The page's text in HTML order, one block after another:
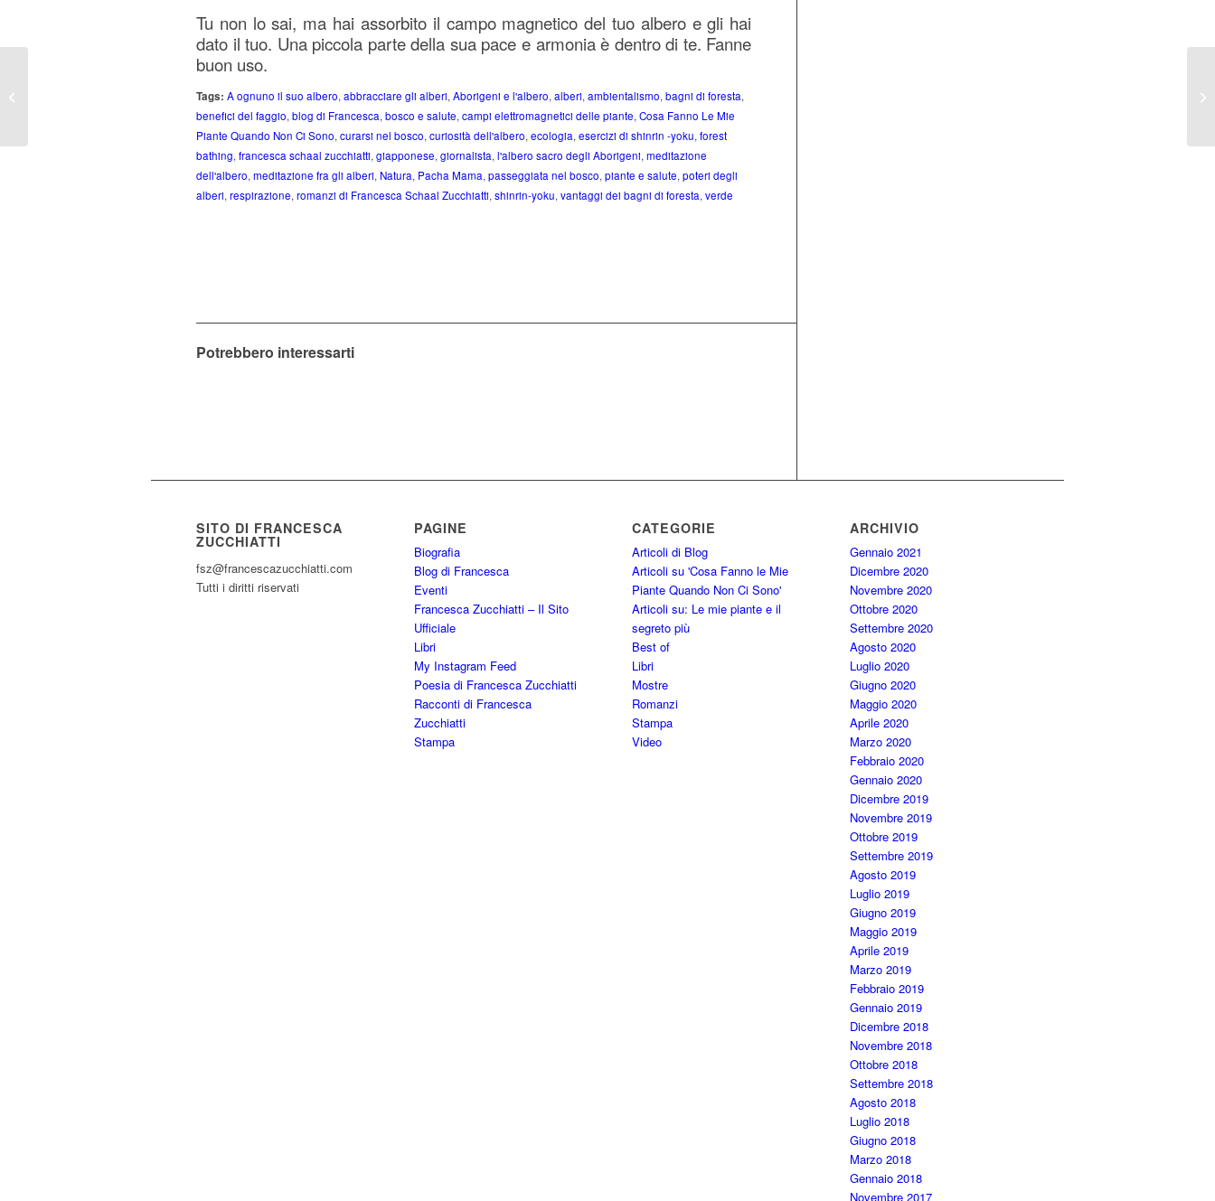
Tu non lo sai, ma hai assorbito il campo magnetico del tuo albero e gli hai
dato il tuo. Una piccola parte della sua pace e armonia è dentro di te. Fanne
buon uso.
Tags: A ognuno il suo albero,abbracciare gli alberi,Aborigeni e l'albero,alberi,ambientalismo,bagni di foresta,
benefici del faggio,blog di Francesca,bosco e salute,campi elettromagnetici delle piante,Cosa Fanno Le Mie
Piante Quando Non Ci Sono,curarsi nel bosco,curiosità dell'albero,ecologia,esercizi di shinrin -yoku,forest
bathing,francesca schaal zucchiatti,giapponese,giornalista,l'albero sacro degli Aborigeni,meditazione
dell'albero,meditazione fra gli alberi,Natura, Pacha Mama,passeggiata nel bosco,piante e salute,poteri degli
alberi,respirazione,romanzi di Francesca Schaal Zucchiatti,shinrin-yoku,vantaggi dei bagni di foresta,verde
Potrebbero interessarti
SITO DI FRANCESCA
ZUCCHIATTI
fsz@francescazucchiatti.com
Tutti i diritti riservati
PAGINE
Biografia
Blog di Francesca
Eventi
Francesca Zucchiatti – Il Sito
Ufficiale
Libri
My Instagram Feed
Poesia di Francesca Zucchiatti
Racconti di Francesca
Zucchiatti
Stampa
CATEGORIE
Articoli di Blog
Articoli su 'Cosa Fanno le Mie
Piante Quando Non Ci Sono'
Articoli su: Le mie piante e il
segreto più
Best of
Libri
Mostre
Romanzi
Stampa
Video
ARCHIVIO
Gennaio 2021
Dicembre 2020
Novembre 2020
Ottobre 2020
Settembre 2020
Agosto 2020
Luglio 2020
Giugno 2020
Maggio 2020
Aprile 2020
Marzo 2020
Febbraio 2020
Gennaio 2020
Dicembre 2019
Novembre 2019
Ottobre 2019
Settembre 2019
Agosto 2019
Luglio 2019
Giugno 2019
Maggio 2019
Aprile 2019
Marzo 2019
Febbraio 2019
Gennaio 2019
Dicembre 2018
Novembre 2018
Ottobre 2018
Settembre 2018
Agosto 2018
Luglio 2018
Giugno 2018
Marzo 2018
Gennaio 2018
Novembre 2017